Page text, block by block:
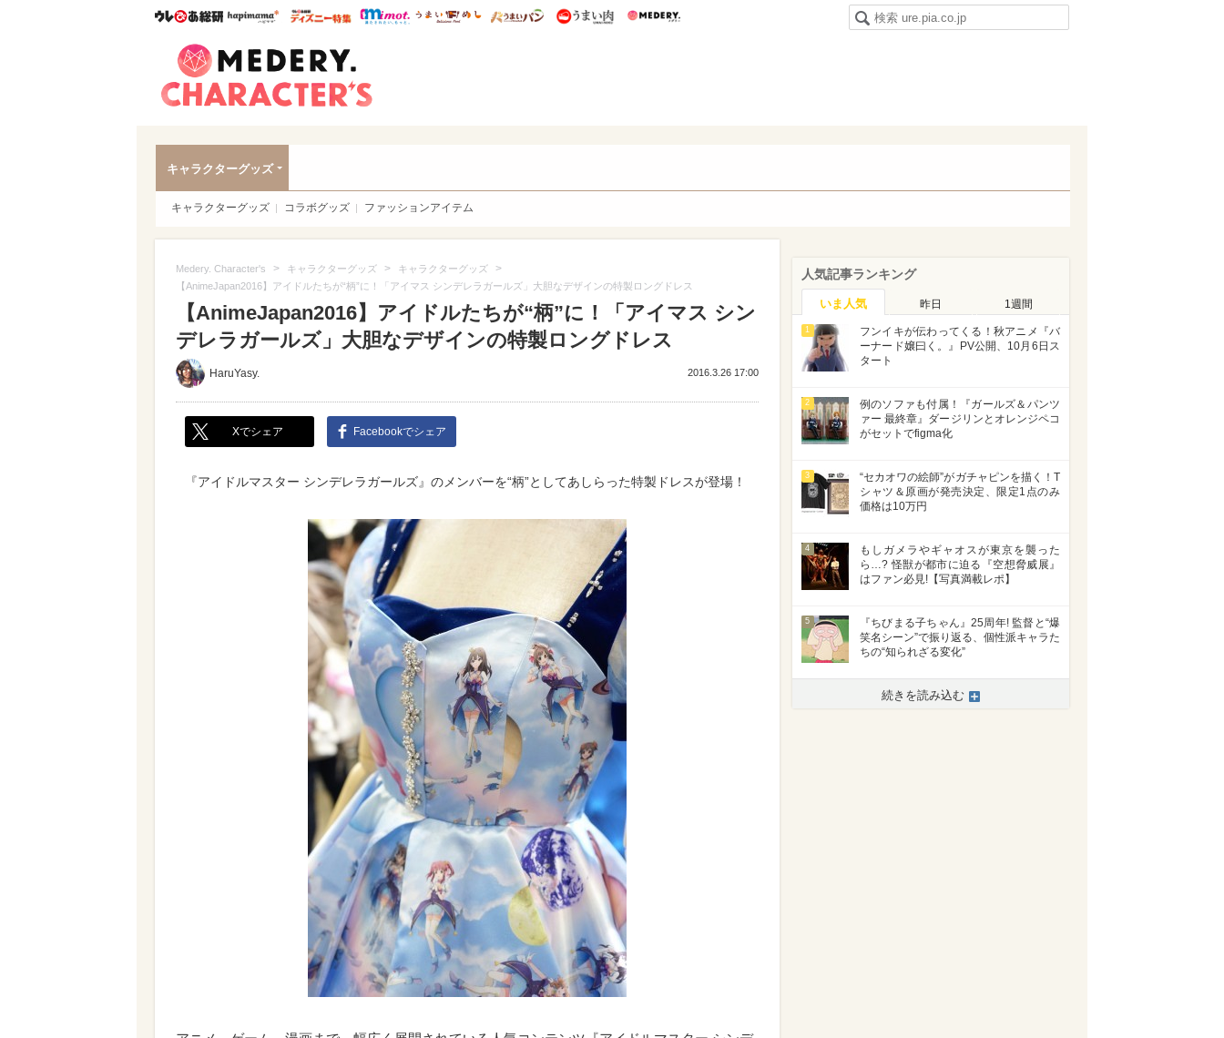
ウレぴあ総研ハピママ* ウレぴあ総研 ディズニー特集
mimot. うまいめし うまいパン うまい肉
キャラクターグッズ
キャラクターグッズ コラボグッズ ファッションアイテム
Medery. Character's > キャラクターグッズ > キャラクターグッズ >
【AnimeJapan2016】アイドルたちが“柄”に！「アイマス シンデレラガールズ」大胆なデザインの特製ロングドレス
【AnimeJapan2016】アイドルたちが“柄”に！「アイマス シン
デレラガールズ」大胆なデザインの特製ロングドレス
HaruYasy. 2016.3.26 17:00
Xでシェア Facebookでシェア
『アイドルマスター シンデレラガールズ』のメンバーを“柄”としてあしらった特製ドレスが登場！
人気記事ランキング
いま人気 昨日 1週間
1
フンイキが伝わってくる！秋アニメ『バ
ーナード嬢曰く。』PV公開、10月6日ス
タート
2
例のソファも付属！『ガールズ＆パンツ
ァー 最終章』ダージリンとオレンジペコ
がセットでfigma化
3
“セカオワの絵師”がガチャピンを描く！T
シャツ＆原画が発売決定、限定1点のみ
価格は10万円
4
もしガメラやギャオスが東京を襲った
ら…? 怪獣が都市に迫る『空想脅威展』
はファン必見!【写真満載レポ】
5
『ちびまる子ちゃん』25周年! 監督と“爆
笑名シーン”で振り返る、個性派キャラた
ちの“知られざる変化”
続きを読み込む